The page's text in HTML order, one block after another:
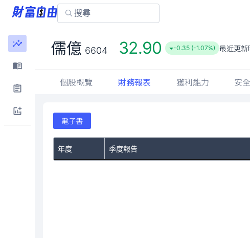
儒億 6604 32.90 -0.35 (-1.07%) 最近更新
個股概覽 財務報表 獲利能力 安
電子書
年度 季度報告